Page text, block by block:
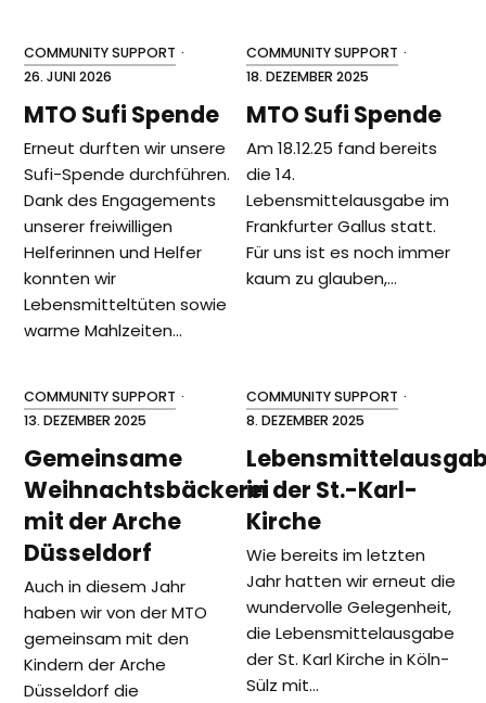
COMMUNITY SUPPORT ·
26. JUNI 2026
MTO Sufi Spende
Erneut durften wir unsere
Sufi-Spende durchführen.
Dank des Engagements
unserer freiwilligen
Helferinnen und Helfer
konnten wir
Lebensmitteltüten sowie
warme Mahlzeiten…
COMMUNITY SUPPORT ·
18. DEZEMBER 2025
MTO Sufi Spende
Am 18.12.25 fand bereits
die 14.
Lebensmittelausgabe im
Frankfurter Gallus statt.
Für uns ist es noch immer
kaum zu glauben,…
COMMUNITY SUPPORT ·
13. DEZEMBER 2025
Gemeinsame
Weihnachtsbäckerei
mit der Arche
Düsseldorf
Auch in diesem Jahr
haben wir von der MTO
gemeinsam mit den
Kindern der Arche
Düsseldorf die
COMMUNITY SUPPORT ·
8. DEZEMBER 2025
in der St.-Karl-
Kirche
Wie bereits im letzten
Jahr hatten wir erneut die
wundervolle Gelegenheit,
die Lebensmittelausgabe
der St. Karl Kirche in Köln-
Sülz mit…